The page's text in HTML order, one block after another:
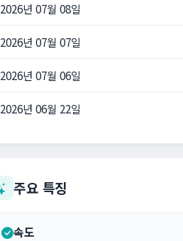
2026년 07월 08일
2026년 07월 07일
2026년 07월 06일
2026년 06월 22일
주요 특징
속도